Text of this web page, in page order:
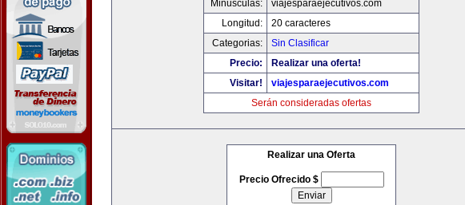
Minusculas:
viajesparaejecutivos.com
Longitud:
20 caracteres
Categorias:
Sin Clasificar
Precio:
Realizar una oferta!
Visitar!
viajesparaejecutivos.com
Serán consideradas ofertas
Realizar una Oferta
Precio Ofrecido $